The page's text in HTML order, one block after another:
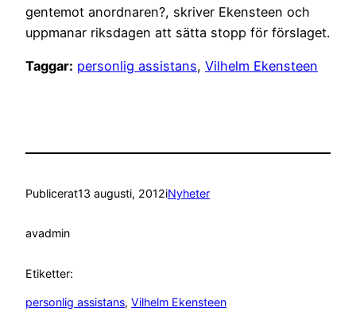
gentemot anordnaren?, skriver Ekensteen och
uppmanar riksdagen att sätta stopp för förslaget.
Taggar: personlig assistans, Vilhelm Ekensteen
Publicerat13 augusti, 2012iNyheter
avadmin
Etiketter:
personlig assistans, Vilhelm Ekensteen